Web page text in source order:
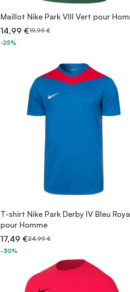
Maillot Nike Park VIII Vert pour
14,99 €19,99 €
-25%
T-shirt Nike Park Derby IV Bleu
pour Homme
17,49 €24,99 €
-30%